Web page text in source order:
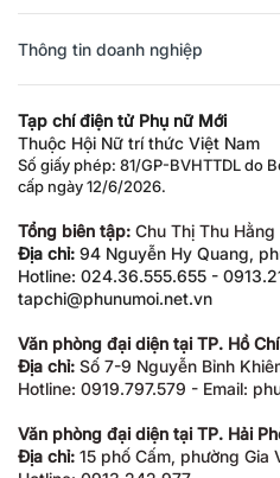
Thông tin doanh nghiệp
Tạp chí điện tử Phụ nữ Mới
Thuộc Hội Nữ trí thức Việt Nam
Số giấy phép: 81/GP-BVHTTDL do
cấp ngày 12/6/2026.
Tổng biên tập: Chu Thị Thu Hằng
Địa chỉ: 94 Nguyễn Hy Quang,
Hotline: 024.36.555.655 -
tapchi@phunumoi.net.vn
Văn phòng đại diện tại TP. Hồ
Địa chỉ: Số 7-9 Nguyễn Bỉnh
Hotline: 0919.797.579 - Email:
Văn phòng đại diện tại TP. Hải
Địa chỉ: 15 phố Cấm, phường Gia